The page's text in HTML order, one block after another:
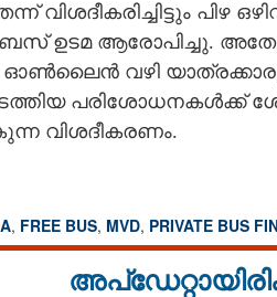
വിശദീകരിച്ചിട്ടും പിഴ
ബസ് ഉടമ ആരോപിച്ചു.
വഴി
പരിശോധനകൾക്ക്
വിശദീകരണം.
, FREE BUS, MVD, PRIVATE BUS